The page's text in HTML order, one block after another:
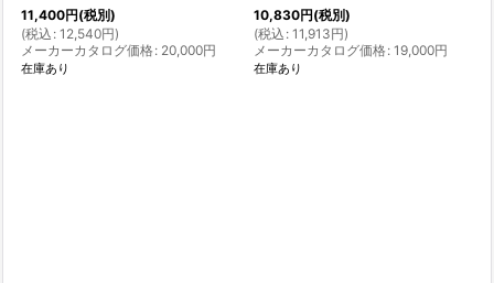
11,400円(税別)
(税込 : 12,540円)
メーカーカタログ価格: 20,000円
在庫あり
10,830円(税別)
(税込 : 11,913円)
メーカーカタログ価格: 19,000円
在庫あり